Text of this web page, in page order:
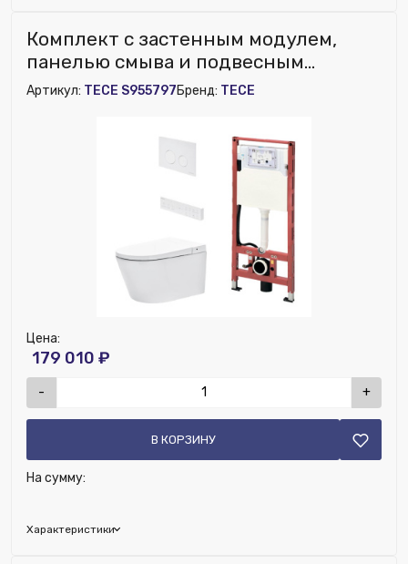
Исключить из публикации на веб-витрине mag1c:
Комплект с застенным модулем,
панелью смыва и подвесным
унитазом-биде TECEspring Smart L
Артикул: TECE S955797Бренд: TECE
Характеристики
Цена:
179 010 ₽
- +
В КОРЗИНУ
На сумму: